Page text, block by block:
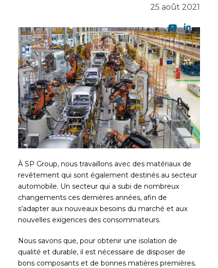
25 août 2021
À SP Group, nous travaillons avec des matériaux de
revêtement qui sont également destinés au secteur
automobile. Un secteur qui a subi de nombreux
changements ces dernières années, afin de
s’adapter aux nouveaux besoins du marché et aux
nouvelles exigences des consommateurs.
Nous savons que, pour obtenir une isolation de
qualité et durable, il est nécessaire de disposer de
bons composants et de bonnes matières premières.